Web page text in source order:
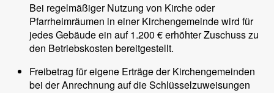
Bei regelmäßiger Nutzung von Kirche oder
Pfarrheimräumen in einer Kirchengemeinde wird für
jedes Gebäude ein auf 1.200 € erhöhter Zuschuss zu
den Betriebskosten bereitgestellt.
Freibetrag für eigene Erträge der Kirchengemeinden
bei der Anrechnung auf die Schlüsselzuweisungen